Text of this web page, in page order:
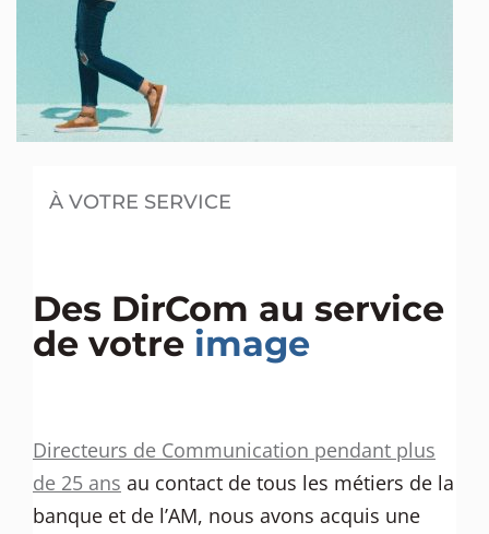
À VOTRE SERVICE
Des DirCom au service
de votre image
Directeurs de Communication pendant plus
de 25 ans au contact de tous les métiers de la
banque et de l’AM, nous avons acquis une